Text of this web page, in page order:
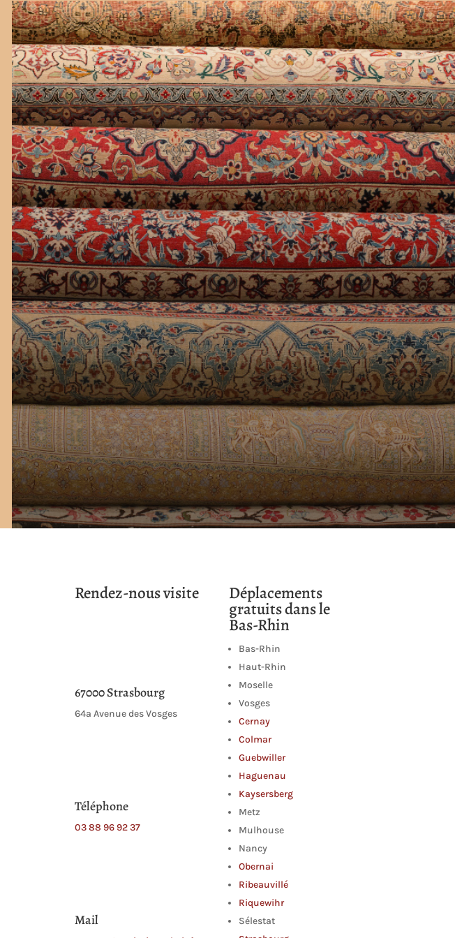
Cannage et rempaillage Ebénisterie Rideaux Tapis Contact
Rendez-nous visite
67000 Strasbourg
64a Avenue des Vosges
Téléphone
03 88 96 92 37
Mail
Déplacements
gratuits dans le
Bas-Rhin
Bas-Rhin
Haut-Rhin
Moselle
Vosges
Cernay
Colmar
Guebwiller
Haguenau
Kaysersberg
Metz
Mulhouse
Nancy
Obernai
Ribeauvillé
Riquewihr
Sélestat